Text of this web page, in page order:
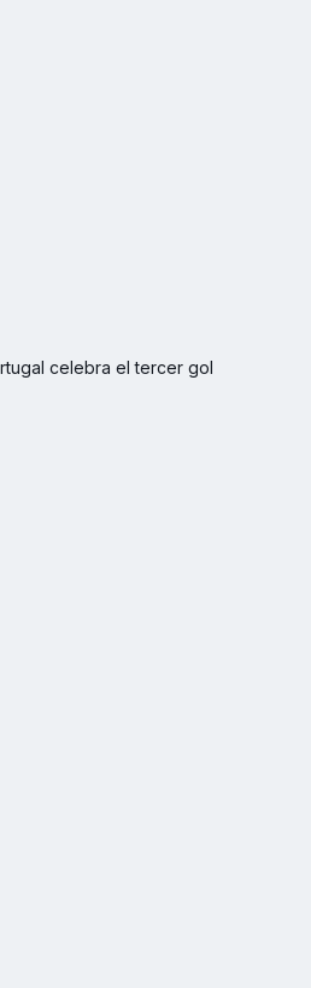
celebra el tercer gol